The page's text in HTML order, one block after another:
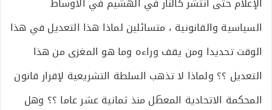
السياسية والقانونية ، متسائلين لماذا هذا التعديل في هذا
الوقت تحديدا ومن يقف وراءه وما هو المغزى من هذا
التعديل ؟؟ ولماذا لا تذهب السلطة التشريعية لإقرار قانون
المحكمة الاتحادية المعطّل منذ ثمانية عشر عاما ؟؟ وهل